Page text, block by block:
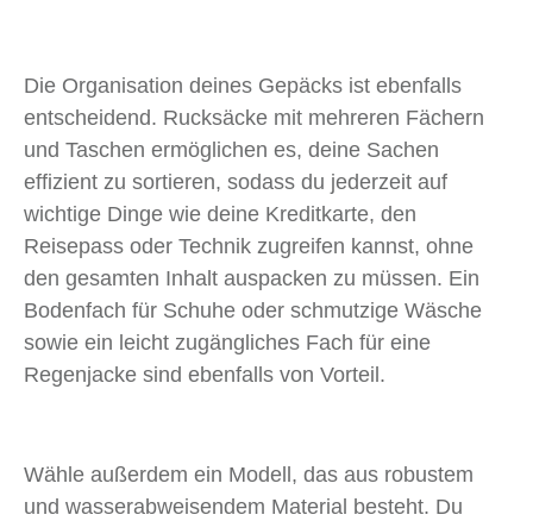
Die Organisation deines Gepäcks ist ebenfalls
entscheidend. Rucksäcke mit mehreren Fächern
und Taschen ermöglichen es, deine Sachen
effizient zu sortieren, sodass du jederzeit auf
wichtige Dinge wie deine Kreditkarte, den
Reisepass oder Technik zugreifen kannst, ohne
den gesamten Inhalt auspacken zu müssen. Ein
Bodenfach für Schuhe oder schmutzige Wäsche
sowie ein leicht zugängliches Fach für eine
Regenjacke sind ebenfalls von Vorteil.
Wähle außerdem ein Modell, das aus robustem
und wasserabweisendem Material besteht. Du